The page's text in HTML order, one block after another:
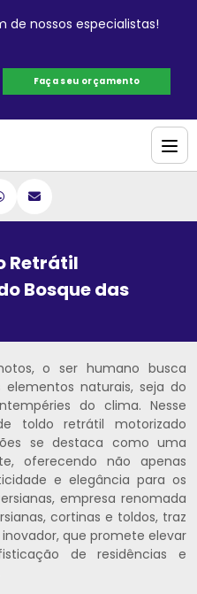
nossos especialistas!
Faça seu orçamento
MOTORIZADO ARTICULADO
Retrátil
Bosque das
o ser humano busca
naturais, seja do
do clima. Nesse
toldo retrátil motorizado
se destaca como uma
oferecendo não apenas
e elegância para os
empresa renomada
cortinas e toldos, traz
que promete elevar
de residências e